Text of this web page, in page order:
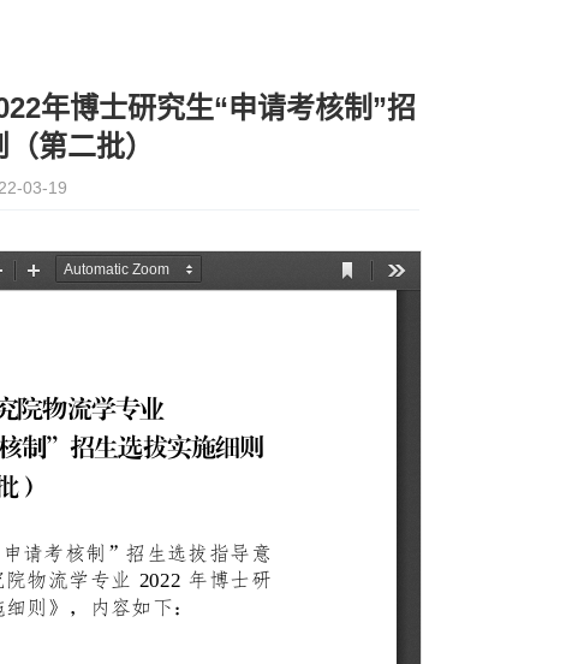
年博士研究生“申请考核制”招
第二批）
03-19